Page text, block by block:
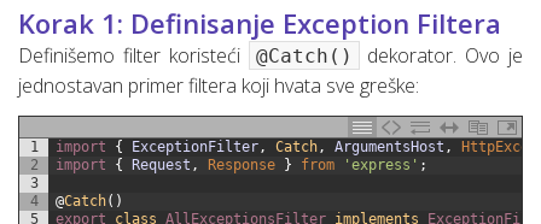
Korak 1: Definisanje Exception Filtera
Definišemo filter koristeći @Catch()
dekorator. Ovo je
jednostavan primer filtera koji hvata sve greške:
1
2
3
4
5
import { ExceptionFilter, Catch, ArgumentsHost ,
import
{ Request , Response } from 'express' ;
@Catch( )
export
class AllExceptionsFilter implements